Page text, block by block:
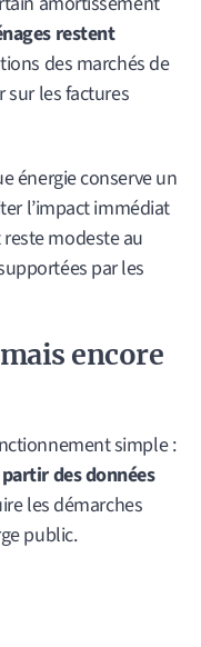
restent
des marchés de
sur les factures
énergie conserve un
l’impact immédiat
modeste au
par les
encore
simple :
des données
les démarches
public.